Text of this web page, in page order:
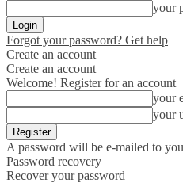
your
Forgot your password? Get help
Create an account
Create an account
Welcome! Register for an account
your
your
A password will be e-mailed to
Password recovery
Recover your password